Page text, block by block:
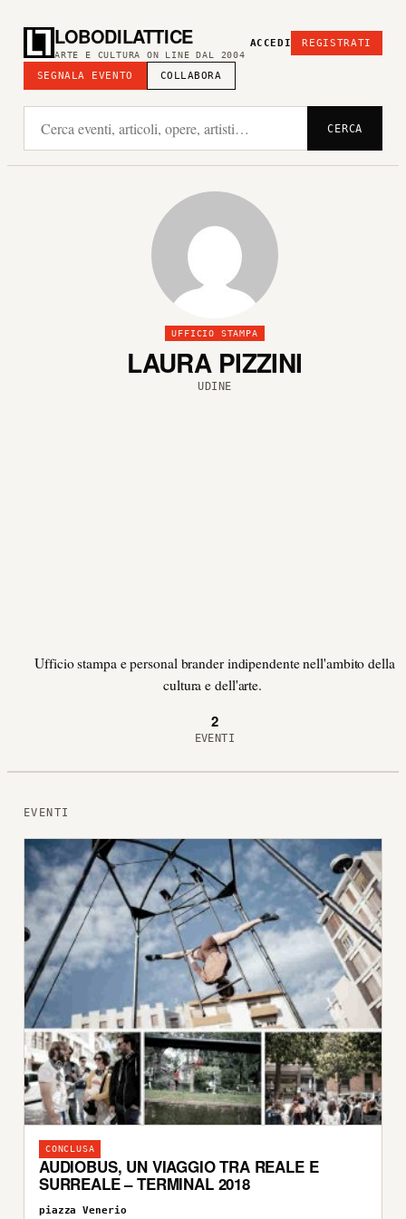
LOBODILATTICE
ARTE E CULTURA ON LINE DAL 2004
SEGNALA EVENTO COLLABORA
ACCEDI REGISTRATI
CERCA
UFFICIO STAMPA
LAURA PIZZINI
UDINE
Ufficio stampa e personal brander indipendente nell'ambito della
cultura e dell'arte.
2
EVENTI
EVENTI
CONCLUSA
AUDIOBUS, UN VIAGGIO TRA REALE E
SURREALE – TERMINAL 2018
piazza Venerio